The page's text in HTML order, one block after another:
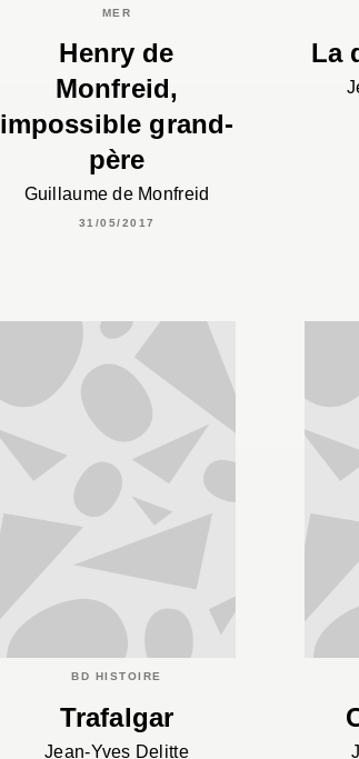
MER
Henry de
Monfreid,
impossible grand-
père
Guillaume de Monfreid
31/05/2017
La
BD HISTOIRE
Trafalgar
Jean-Yves Delitte